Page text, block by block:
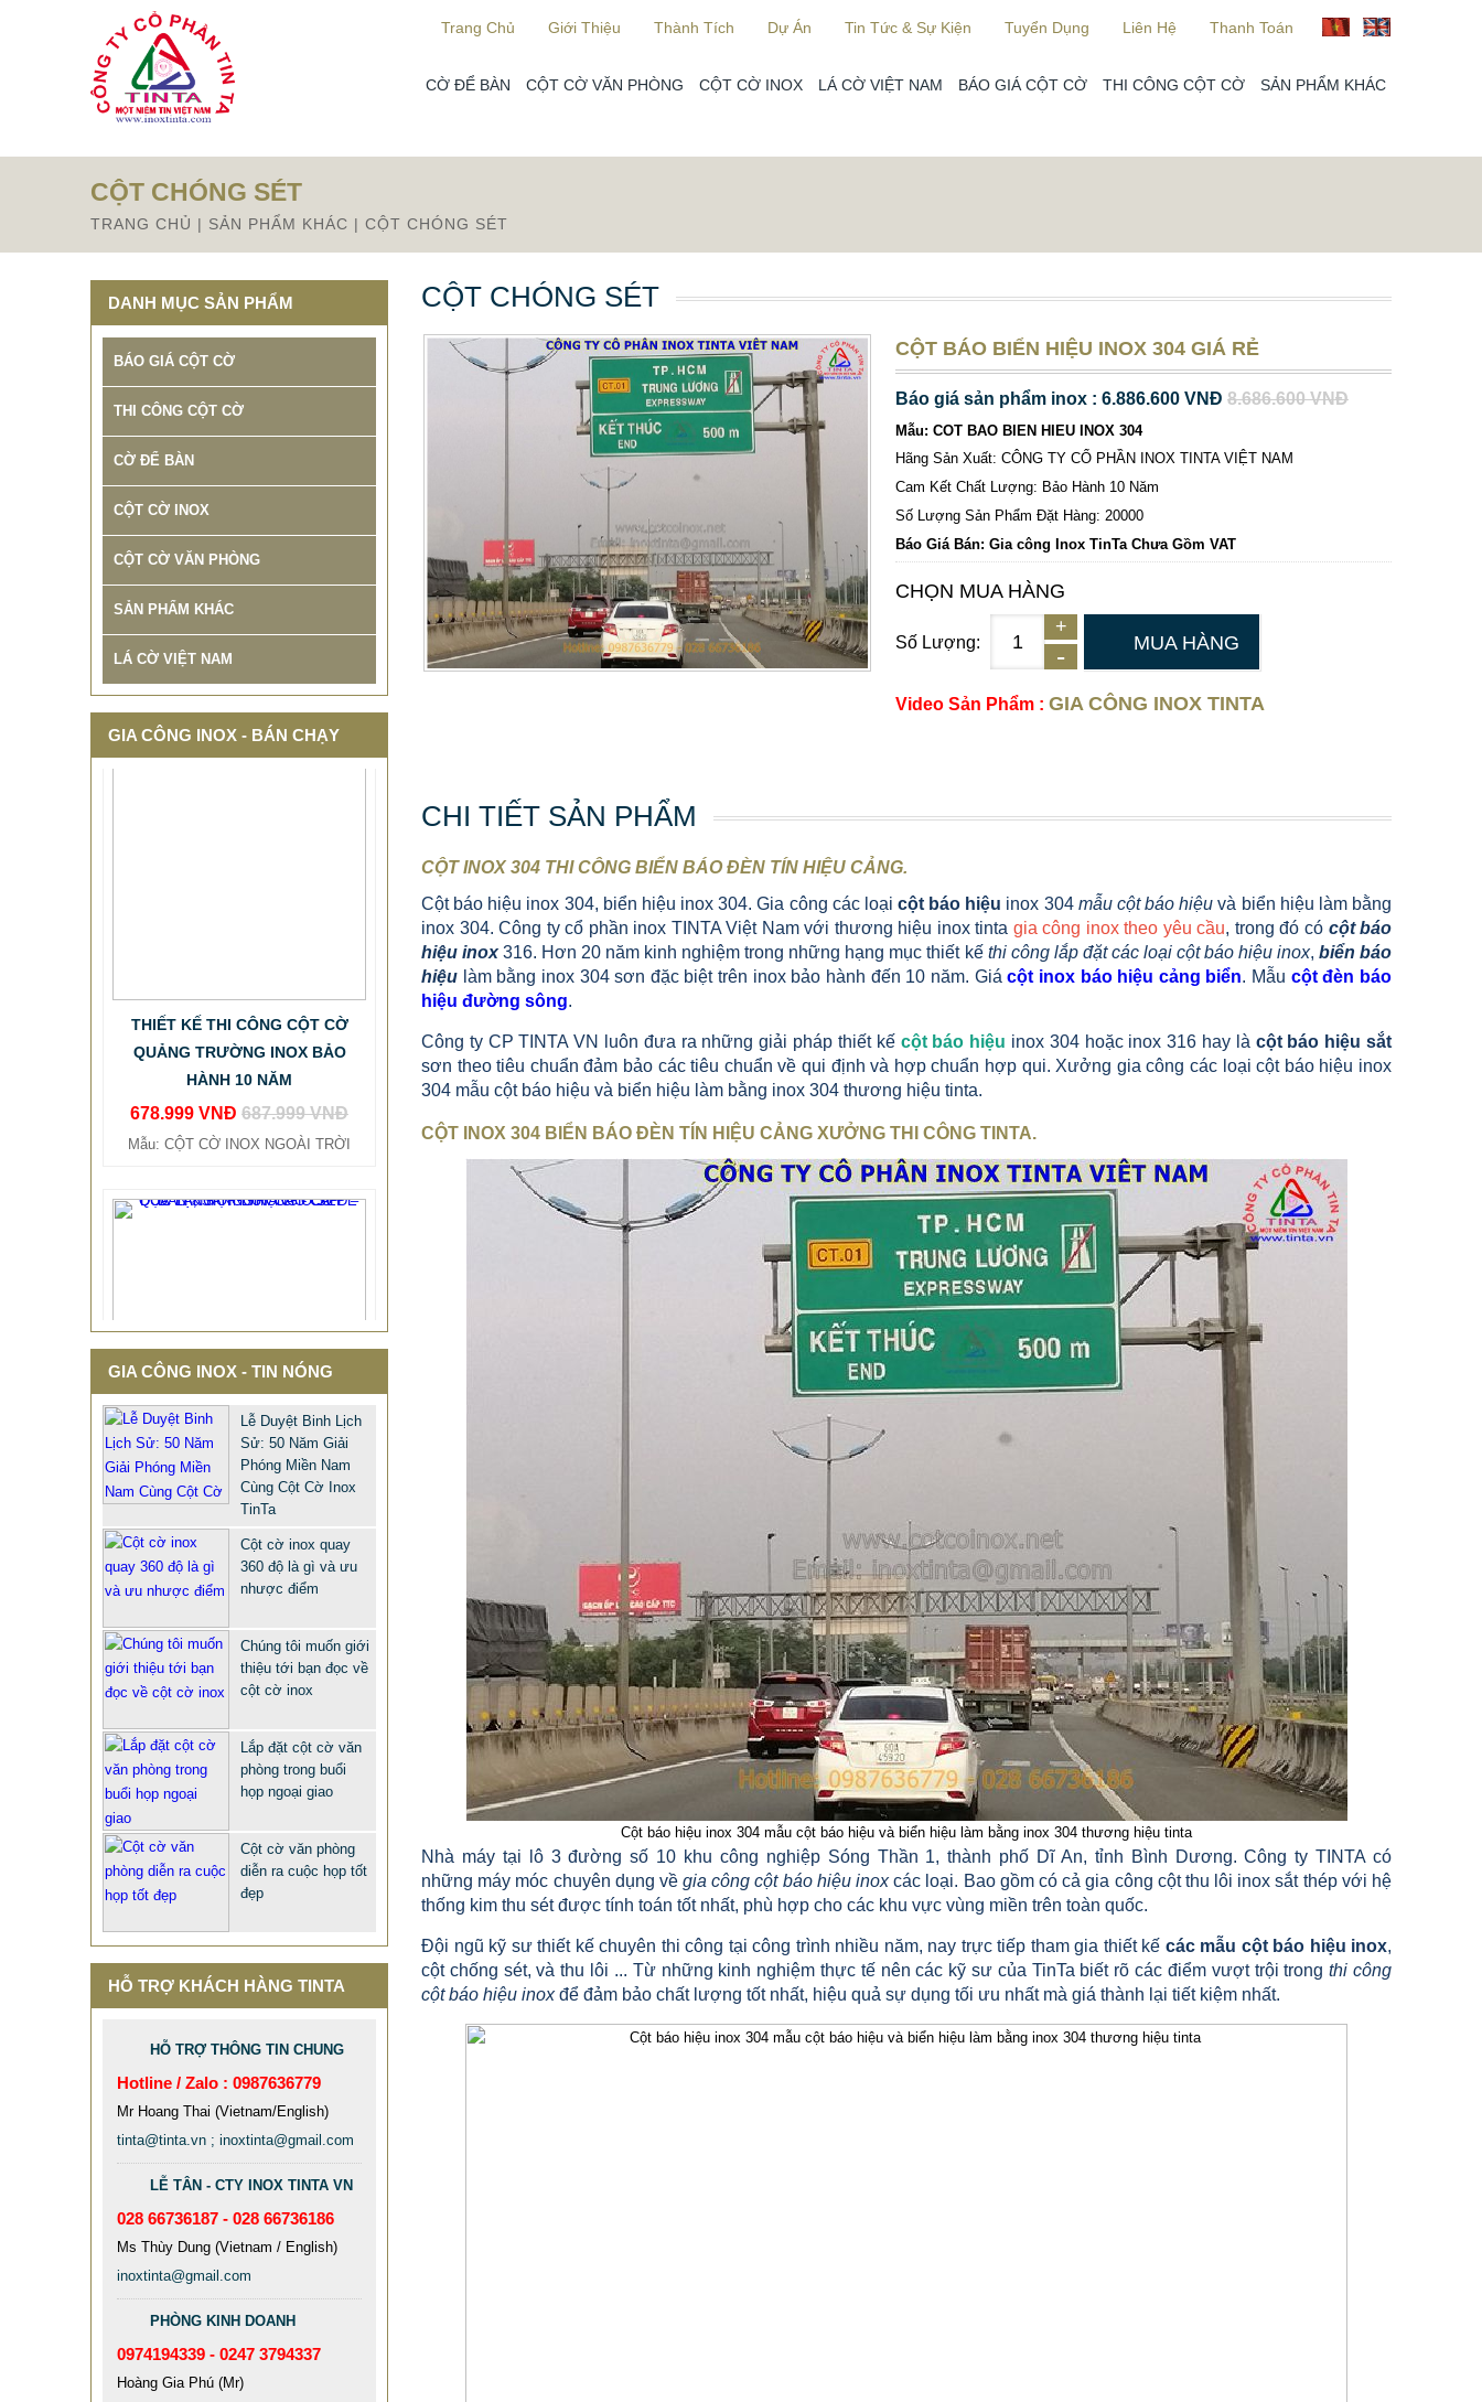
Trang Chủ Giới Thiệu Thành Tích Dự Án Tin Tức & Sự Kiện Tuyển Dụng Liên Hệ Thanh Toán
CỜ ĐỂ BÀN CỘT CỜ VĂN PHÒNG CỘT CỜ INOX LÁ CỜ VIỆT NAM BÁO GIÁ CỘT CỜ THI CÔNG CỘT CỜ SẢN PHẨM KHÁC
Từ mục này trở xuống là mã nguồn Zalo
CỘT CHÓNG SÉT
TRANG CHỦ | SẢN PHẨM KHÁC | CỘT CHÓNG SÉT
CỘT CHÓNG SÉT
CỘT BÁO BIỂN HIỆU INOX 304 GIÁ RẺ
Báo giá sản phẩm inox : 6.886.600 VNĐ 8.686.600 VNĐ
Mẫu: COT BAO BIEN HIEU INOX 304
Hãng Sản Xuất: CÔNG TY CỔ PHẦN INOX TINTA VIỆT NAM
Cam Kết Chất Lượng: Bảo Hành 10 Năm
Số Lượng Sản Phẩm Đặt Hàng: 20000
Báo Giá Bán: Gia công Inox TinTa Chưa Gồm VAT
CHỌN MUA HÀNG
Số Lượng: MUA HÀNG
Video Sản Phẩm : GIA CÔNG INOX TINTA
CHI TIẾT SẢN PHẨM
CỘT INOX 304 THI CÔNG BIỂN BÁO ĐÈN TÍN HIỆU CẢNG.
Cột báo hiệu inox 304, biển hiệu inox 304. Gia công các loại cột báo hiệu inox 304 mẫu cột báo hiệu và biển hiệu làm bằng
inox 304. Công ty cổ phần inox TINTA Việt Nam với thương hiệu inox tinta gia công inox theo yêu cầu, trong đó có cột báo
hiệu inox316. Hơn 20 năm kinh nghiệm trong những hạng mục thiết kế thi công lắp đặt các loại cột báo hiệu inox, biển báo
hiệu làm bằng inox 304 sơn đặc biệt trên inox bảo hành đến 10 năm. Giácột inox báo hiệu cảng biển. Mẫu cột đèn báo
hiệu đường sông.
Công ty CP TINTA VN luôn đưa ra những giải pháp thiết kế cột báo hiệu inox 304 hoặc inox 316 hay là cột báo hiệu sắt
sơn theo tiêu chuẩn đảm bảo các tiêu chuẩn về qui định và hợp chuẩn hợp qui. Xưởng gia công các loại cột báo hiệu inox
304 mẫu cột báo hiệu và biển hiệu làm bằng inox 304 thương hiệu tinta.
CỘT INOX 304 BIỂN BÁO ĐÈN TÍN HIỆU CẢNG XƯỞNG THI CÔNG TINTA.
Cột báo hiệu inox 304 mẫu cột báo hiệu và biển hiệu làm bằng inox 304 thương hiệu tinta
Nhà máy tại lô 3 đường số 10 khu công nghiệp Sóng Thần 1, thành phố Dĩ An, tỉnh Bình Dương. Công ty TINTA có
những máy móc chuyên dụng vềgia công cột báo hiệu inoxcác loại. Bao gồm có cả gia công cột thu lôi inox sắt thép với hệ
thống kim thu sét được tính toán tốt nhất, phù hợp cho các khu vực vùng miền trên toàn quốc.
Đội ngũ kỹ sư thiết kế chuyên thi công tại công trình nhiều năm, nay trực tiếp tham gia thiết kế các mẫu cột báo hiệu inox,
cột chống sét, và thu lôi ... Từ những kinh nghiệm thực tế nên các kỹ sư của TinTa biết rõ các điểm vượt trội trongthi công
cột báo hiệu inoxđể đảm bảo chất lượng tốt nhất, hiệu quả sự dụng tối ưu nhất mà giá thành lại tiết kiệm nhất.
DANH MỤC SẢN PHẨM
BÁO GIÁ CỘT CỜ
THI CÔNG CỘT CỜ
CỜ ĐỂ BÀN
CỘT CỜ INOX
CỘT CỜ VĂN PHÒNG
SẢN PHẨM KHÁC
LÁ CỜ VIỆT NAM
GIA CÔNG INOX - BÁN CHẠY
QUẢNG TRƯỜNG INOX BẢO
HÀNH 10 NĂM
678.999 VNĐ687.999 VNĐ
ĐỘC LẠ, SANG TRỌNG - CỜ ĐỂ
BÀN & HỘP BÚT CAO CẤP
Mẫu: QUA TANG Y NGHIA CHO SEP
GIA CÔNG INOX - TIN NÓNG
Lễ Duyệt Binh Lịch
Sử: 50 Năm Giải
Phóng Miền Nam
Cùng Cột Cờ Inox
TinTa
Cột cờ inox quay
360 độ là gì và ưu
nhược điểm
Chúng tôi muốn giới
thiệu tới bạn đọc về
cột cờ inox
Lắp đặt cột cờ văn
phòng trong buổi
họp ngoại giao
Cột cờ văn phòng
diễn ra cuộc họp tốt
đẹp
HỖ TRỢ KHÁCH HÀNG TINTA
HỖ TRỢ THÔNG TIN CHUNG
Hotline / Zalo : 0987636779
Mr Hoang Thai (Vietnam/English)
tinta@tinta.vn ; inoxtinta@gmail.com
LỄ TÂN - CTY INOX TINTA VN
028 66736187 - 028 66736186
Ms Thùy Dung (Vietnam / English)
inoxtinta@gmail.com
PHÒNG KINH DOANH
0974194339 - 0247 3794337
Hoàng Gia Phú (Mr)